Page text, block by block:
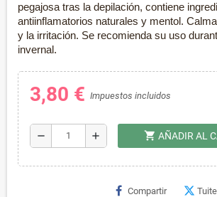
pegajosa tras la depilación, contiene
antiinflamatorios naturales y mentol.
y la irritación. Se recomienda su uso
invernal.
3,80 € Impuestos incluidos
remove add shopping_cart AÑADIR AL
Compartir